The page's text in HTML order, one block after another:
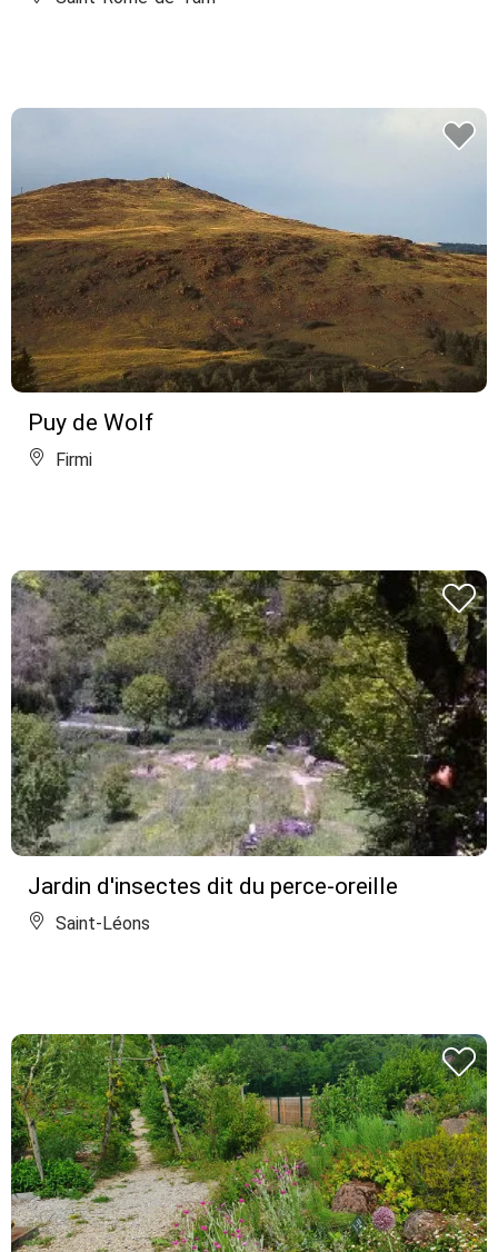
Puy de Wolf
Firmi
Jardin d'insectes dit du perce-oreille
Saint-Léons